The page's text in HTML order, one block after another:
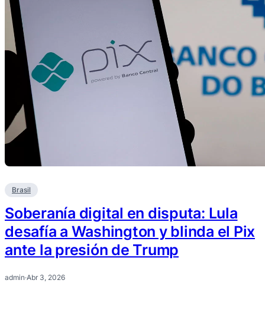
Brasil
Soberanía digital en disputa: Lula
desafía a Washington y blinda el Pix
ante la presión de Trump
admin·Abr 3, 2026